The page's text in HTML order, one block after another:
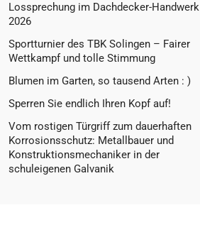
Lossprechung im Dachdecker-Handwerk
2026
Sportturnier des TBK Solingen – Fairer
Wettkampf und tolle Stimmung
Blumen im Garten, so tausend Arten : )
Sperren Sie endlich Ihren Kopf auf!
Vom rostigen Türgriff zum dauerhaften
Korrosionsschutz: Metallbauer und
Konstruktionsmechaniker in der
schuleigenen Galvanik